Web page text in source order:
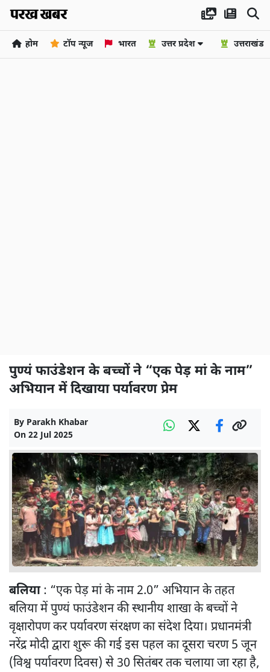
होम टॉप न्यूज भारत उत्तर प्रदेश उत्तराखंड
पुण्यं फाउंडेशन के बच्चों ने “एक पेड़ मां के नाम”
अभियान में दिखाया पर्यावरण प्रेम
By Parakh Khabar
On 22 Jul 2025
बलिया: “एक पेड़ मां के नाम 2.0” अभियान के तहत
बलिया में पुण्यं फाउंडेशन की स्थानीय शाखा के बच्चों ने
वृक्षारोपण कर पर्यावरण संरक्षण का संदेश दिया। प्रधानमंत्री
नरेंद्र मोदी द्वारा शुरू की गई इस पहल का दूसरा चरण 5 जून
(विश्व पर्यावरण दिवस) से 30 सितंबर तक चलाया जा रहा है,